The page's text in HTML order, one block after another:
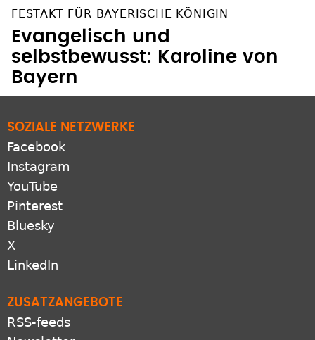
FESTAKT FÜR BAYERISCHE KÖNIGIN
Evangelisch und
selbstbewusst: Karoline von
Bayern
SOZIALE NETZWERKE
Facebook
Instagram
YouTube
Pinterest
Bluesky
X
LinkedIn
ZUSATZANGEBOTE
RSS-feeds